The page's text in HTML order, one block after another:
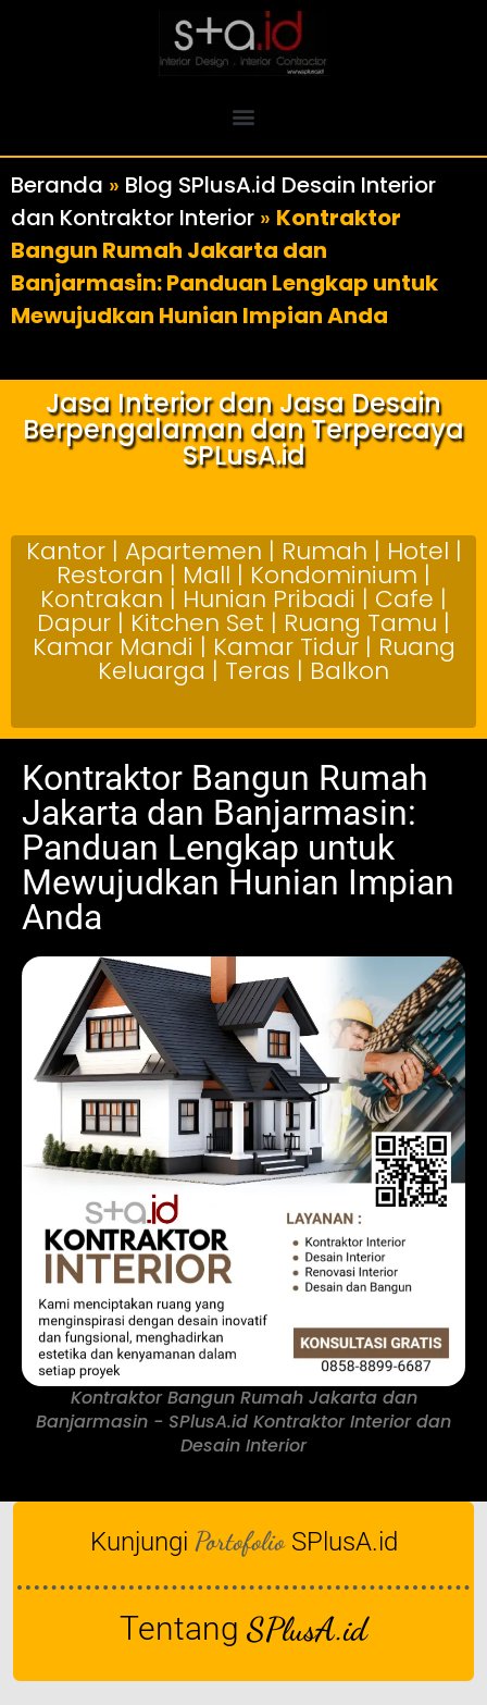
Beranda » Blog SPlusA.id Desain Interior
dan Kontraktor Interior » Kontraktor
Bangun Rumah Jakarta dan
Banjarmasin: Panduan Lengkap untuk
Mewujudkan Hunian Impian Anda
Jasa Interior dan Jasa Desain
Berpengalaman dan Terpercaya
SPLusA.id
Kantor | Apartemen | Rumah | Hotel |
Restoran | Mall | Kondominium |
Kontrakan | Hunian Pribadi | Cafe |
Dapur | Kitchen Set | Ruang Tamu |
Kamar Mandi | Kamar Tidur | Ruang
Keluarga | Teras | Balkon
Kontraktor Bangun Rumah
Jakarta dan Banjarmasin:
Panduan Lengkap untuk
Mewujudkan Hunian Impian
Anda
Kontraktor Bangun Rumah Jakarta dan
Banjarmasin - SPlusA.id Kontraktor Interior dan
Desain Interior
Kunjungi Portofolio SPlusA.id
Tentang SPlusA.id